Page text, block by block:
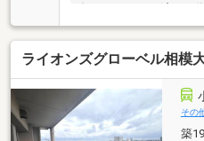
年にリフォーム済みの
さまで４２年。住まい
土地建物は、神奈川・
ております！ネット掲
「ありがとう。あなた
いただけることが私た
わせは『朝日土地建物
までお待ちしております
ライオンズグローベル相模
その
築